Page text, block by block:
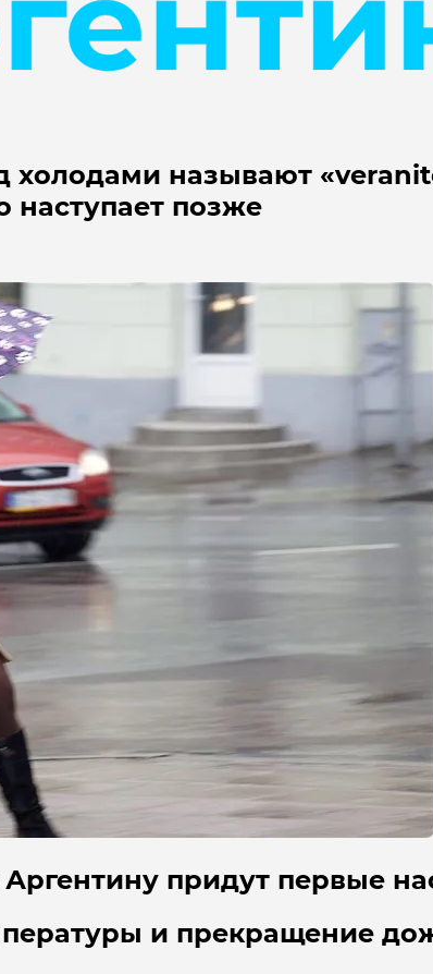
холодами называют
наступает позже
придут первые
и прекращение